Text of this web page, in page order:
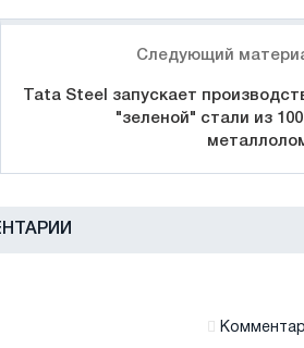
Следующий
Tata Steel запускает
"зеленой" стали из